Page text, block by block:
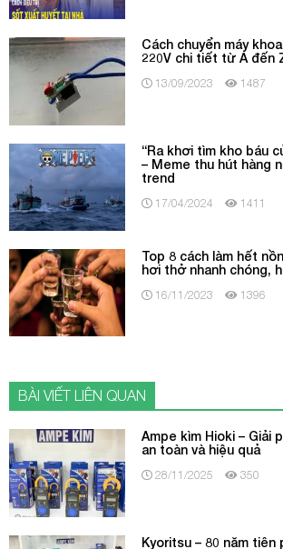
Cách chuyển máy
220V chi tiết từ A đến
13/09/2023 1487
“Ra khơi tìm kho báu
– Meme thu hút hàng
trend
17/04/2024 1411
Top 8 cách làm hết
hơi thở nhanh chóng,
16/11/2023 1396
BÀI VIẾT LIÊN QUAN
Ampe kìm Hioki – Giải
an toàn và hiệu quả
28/11/2025 350
Kyoritsu – 80 năm tiên